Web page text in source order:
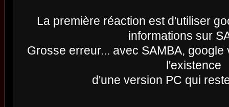
La première réaction est d'utiliser
informations sur
Grosse erreur... avec SAMBA,
l'existence
d'une version PC qui